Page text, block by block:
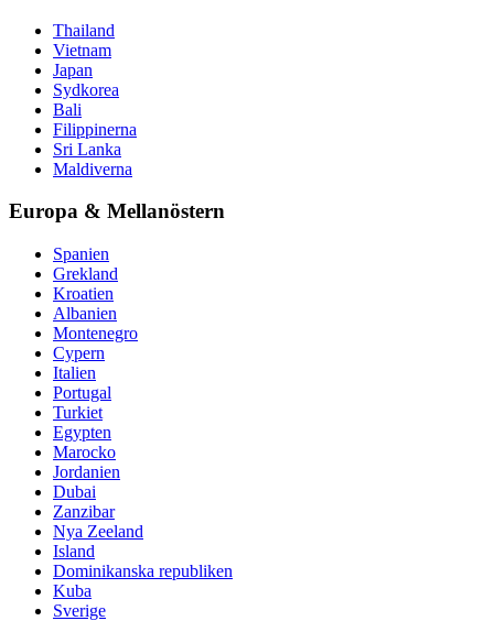
Thailand
Vietnam
Japan
Sydkorea
Bali
Filippinerna
Sri Lanka
Maldiverna
Europa & Mellanöstern
Spanien
Grekland
Kroatien
Albanien
Montenegro
Cypern
Italien
Portugal
Turkiet
Egypten
Marocko
Jordanien
Dubai
Zanzibar
Nya Zeeland
Island
Dominikanska republiken
Kuba
Sverige